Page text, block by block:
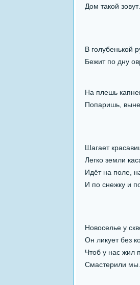
Дом такой
В голубенькой
Бежит по дну
На плешь
Попаришь,
Шагает
Легко земли
Идёт на поле,
И по снежку и
Новоселье у
Он ликует без
Чтоб у нас жил
Смастерили